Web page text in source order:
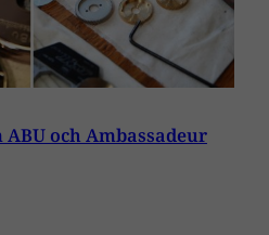
och Ambassadeur